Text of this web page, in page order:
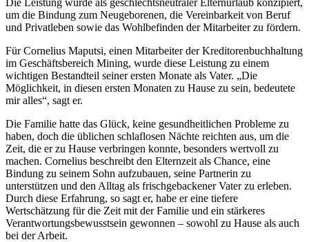
um die Bindung zum Neugeborenen, die Vereinbarkeit von Beruf
und Privatleben sowie das Wohlbefinden der Mitarbeiter zu fördern.
Für Cornelius Maputsi, einen Mitarbeiter der Kreditorenbuchhaltung
im Geschäftsbereich Mining, wurde diese Leistung zu einem
wichtigen Bestandteil seiner ersten Monate als Vater. „Die
Möglichkeit, in diesen ersten Monaten zu Hause zu sein, bedeutete
mir alles“, sagt er.
Die Familie hatte das Glück, keine gesundheitlichen Probleme zu
haben, doch die üblichen schlaflosen Nächte reichten aus, um die
Zeit, die er zu Hause verbringen konnte, besonders wertvoll zu
machen. Cornelius beschreibt den Elternzeit als Chance, eine
Bindung zu seinem Sohn aufzubauen, seine Partnerin zu
unterstützen und den Alltag als frischgebackener Vater zu erleben.
Durch diese Erfahrung, so sagt er, habe er eine tiefere
Wertschätzung für die Zeit mit der Familie und ein stärkeres
Verantwortungsbewusstsein gewonnen – sowohl zu Hause als auch
bei der Arbeit.